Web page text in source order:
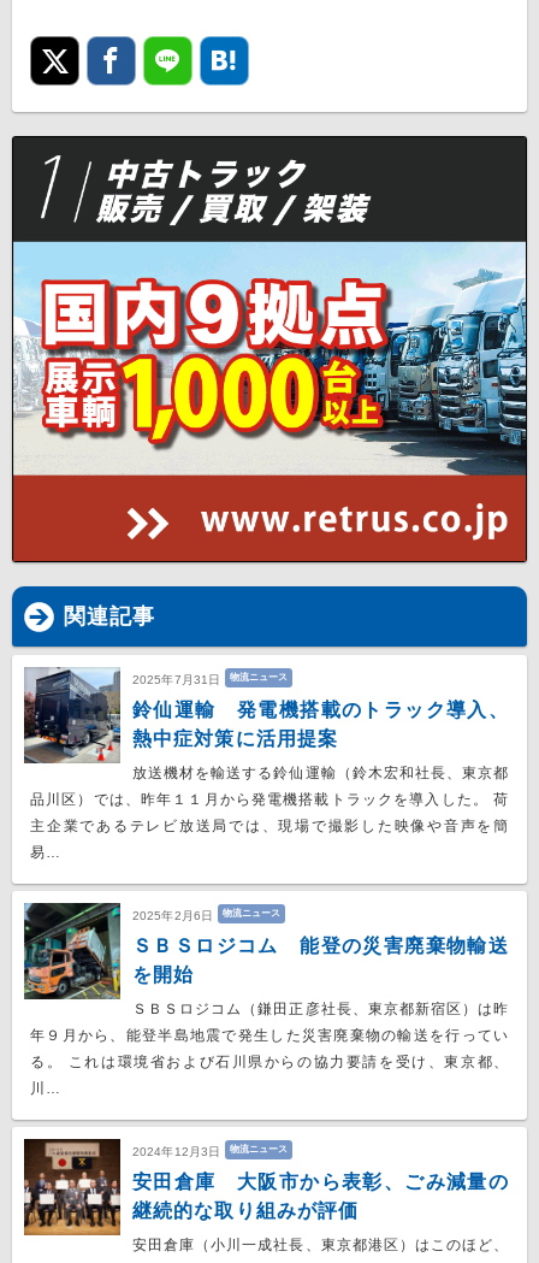
関連記事
2025年7月31日 物流ニュース
鈴仙運輸 発電機搭載のトラック導入、
熱中症対策に活用提案
放送機材を輸送する鈴仙運輸（鈴木宏和社長、東京都
品川区）では、昨年１１月から発電機搭載トラックを導入した。 荷
主企業であるテレビ放送局では、現場で撮影した映像や音声を簡
易…
2025年2月6日 物流ニュース
ＳＢＳロジコム 能登の災害廃棄物輸送
を開始
ＳＢＳロジコム（鎌田正彦社長、東京都新宿区）は昨
年９月から、能登半島地震で発生した災害廃棄物の輸送を行ってい
る。 これは環境省および石川県からの協力要請を受け、東京都、
川…
2024年12月3日 物流ニュース
安田倉庫 大阪市から表彰、ごみ減量の
継続的な取り組みが評価
安田倉庫（小川一成社長、東京都港区）はこのほど、